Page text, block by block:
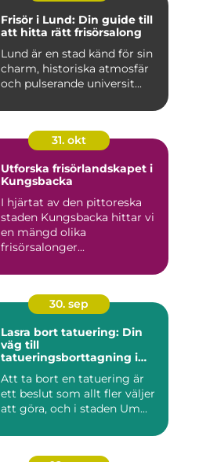
Frisör i Lund: Din guide till
att hitta rätt frisörsalong
Lund är en stad känd för sin
charm, historiska atmosfär
och pulserande universit...
31. okt
Utforska frisörlandskapet i
Kungsbacka
I hjärtat av den pittoreska
staden Kungsbacka hittar vi
en mängd olika
frisörsalonger...
30. sep
Lasra bort tatuering: Din
väg till
tatueringsborttagning i
Att ta bort en tatuering är
ett beslut som allt fler väljer
att göra, och i staden Um...